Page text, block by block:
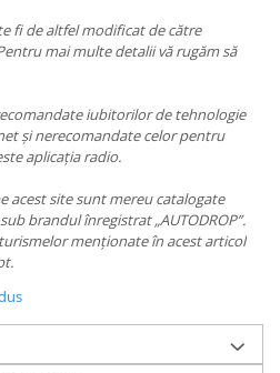
fi de altfel modificat de către
mai multe detalii vă rugăm să
iubitorilor de tehnologie
și nerecomandate celor pentru
aplicația radio.
acest site sunt mereu catalogate
brandul înregistrat „AUTODROP”.
menționate în acest articol